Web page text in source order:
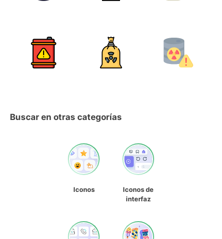
Buscar en otras categorías
Iconos
Iconos de
interfaz